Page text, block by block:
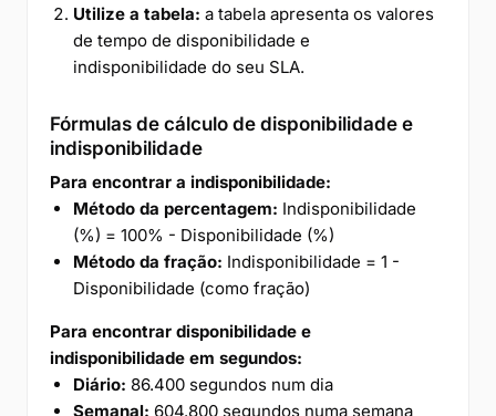
Utilize a tabela: a tabela apresenta os valores
de tempo de disponibilidade e
indisponibilidade do seu SLA.
Fórmulas de cálculo de disponibilidade e
indisponibilidade
Para encontrar a indisponibilidade:
Método da percentagem: Indisponibilidade
(%) = 100% - Disponibilidade (%)
Método da fração: Indisponibilidade = 1 -
Disponibilidade (como fração)
Para encontrar disponibilidade e
indisponibilidade em segundos:
Diário: 86.400 segundos num dia
Semanal: 604.800 segundos numa semana